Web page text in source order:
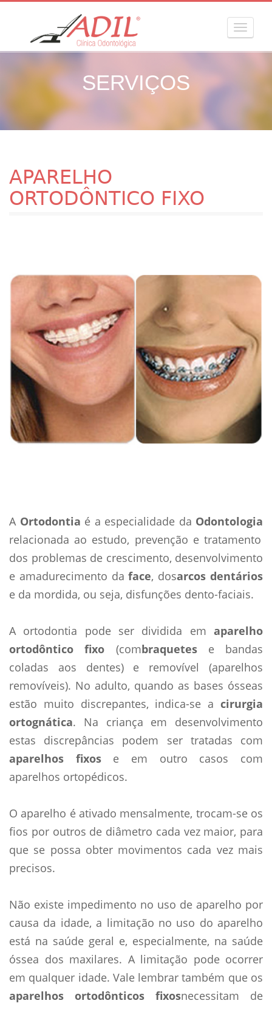
MENU
SERVIÇOS
APARELHO
ORTODÔNTICO FIXO
A Ortodontia é a especialidade da Odontologia
relacionada ao estudo, prevenção e tratamento
dos problemas de crescimento, desenvolvimento
e amadurecimento daface, dosarcos dentários
e da mordida, ou seja, disfunções dento-faciais.
A ortodontia pode ser dividida em aparelho
ortodôntico fixo (combraquetese bandas
coladas aos dentes) e removí­vel (aparelhos
removí­veis). No adulto, quando as bases ósseas
estão muito discrepantes, indica-se a cirurgia
ortognática. Na criança em desenvolvimento
estas discrepâncias podem ser tratadas com
aparelhos fixose em outro casos com
aparelhos ortopédicos.
O aparelho é ativado mensalmente, trocam-se os
fios por outros de diâmetro cada vez maior, para
que se possa obter movimentos cada vez mais
precisos.
Não existe impedimento no uso de aparelho por
causa da idade, a limitação no uso do aparelho
está na saúde geral e, especialmente, na saúde
óssea dos maxilares. A limitação pode ocorrer
em qualquer idade. Vale lembrar também que os
aparelhos ortodônticos fixosnecessitam de